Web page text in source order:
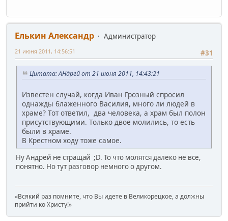
Елькин Александр
Администратор
#31
21 июня 2011, 14:56:51
Цитата: АHдрей от 21 июня 2011, 14:43:21
Известен случай, когда Иван Грозный спросил
однажды блаженного Василия, много ли людей в
храме? Тот ответил, два человека, а храм был полон
присутствующими. Только двое молились, то есть
были в храме.
В Крестном ходу тоже самое.
Ну Андрей не стращай ;D. То что молятся далеко не все,
понятно. Но тут разговор немного о другом.
«Всякий раз помните, что Вы идете в Великорецкое, а должны
прийти ко Христу!»